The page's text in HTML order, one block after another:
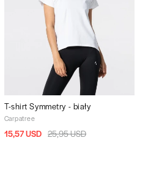
T-shirt Symmetry - biały
Carpatree
15,57 USD 25,95 USD